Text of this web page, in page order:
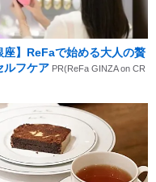
座】ReFaで始める大人の贅
ルフケア PR(ReFa GINZA on CR